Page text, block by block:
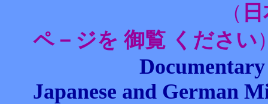
（
ペ－ジを 御覧 ください
Japanese and German